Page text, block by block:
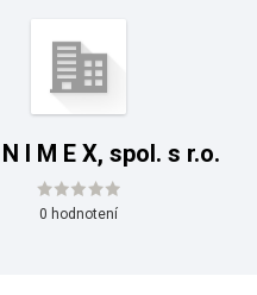
I M E X, spol. s r.o.
0 hodnotení